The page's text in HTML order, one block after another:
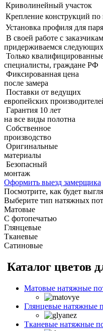
Криволинейный участок
Крепление конструкций по
Установка профиля для
В своей работе с
придерживаемcя
Только
специалисты, граждане РФ
Фиксированная цена
после замера
Поставки от ведущих
европейских
Гарантия 10 лет
на все виды полотна
Собственное
производство
Оригинальные
материалы
Безопасный
монтаж
Оформить выезд замерщика
Посмотрите, как будет
Выберите тип натяжных
Матовые
С фотопечатью
Глянцевые
Тканевые
Сатиновые
Каталог цветов
Матовые натяжные
Глянцевые натяжные
Тканевые натяжные